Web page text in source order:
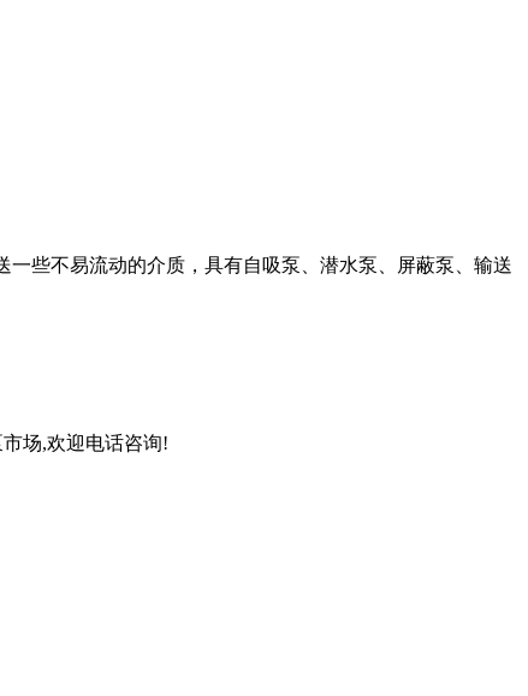
些不易流动的介质，具有自吸泵、潜水泵、屏蔽泵、输送
场,欢迎电话咨询!